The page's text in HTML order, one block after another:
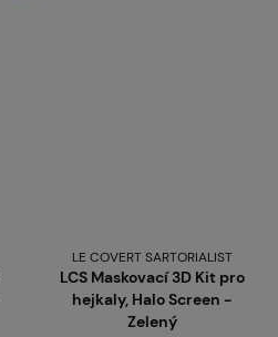
LE COVERT SARTORIALIST
LCS Maskovací 3D Kit pro
hejkaly, Halo Screen -
Zelený